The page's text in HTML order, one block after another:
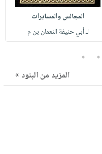
المجالس والمسايرات
لـ أبي حنيفة النعمان بن م
4
5
المزيد من البنود »